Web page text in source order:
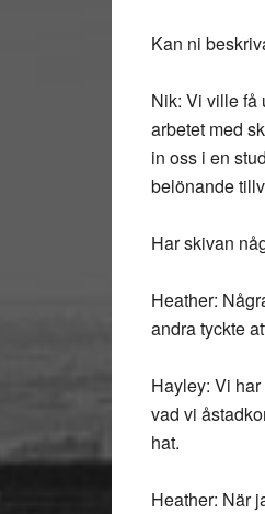
Kan ni
Nik: Vi ville få
arbetet med
in oss i en
belönande
Har skivan
Heather:
andra tyckte
Hayley: Vi
vad vi
hat.
Heather: När